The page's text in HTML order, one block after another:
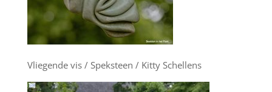
Vliegende vis / Speksteen / Kitty Schellens